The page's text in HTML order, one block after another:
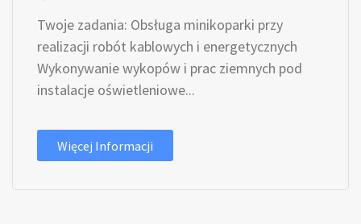
Twoje zadania: Obsługa minikoparki przy
realizacji robót kablowych i energetycznych
Wykonywanie wykopów i prac ziemnych pod
instalacje oświetleniowe...
Więcej Informacji